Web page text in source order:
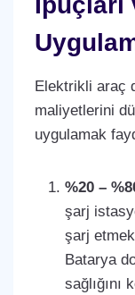
Elektrikli araç
maliyetlerini
uygulamak
%20 –
şarj
şarj
Batarya
sağlığını